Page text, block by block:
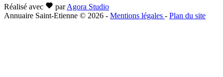
Réalisé avec par Agora Studio
Annuaire Saint-Etienne © 2026 - Mentions légales - Plan du site